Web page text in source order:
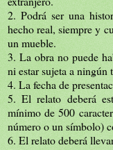
2. Podrá ser una
hecho real, siempre y
un mueble.
3. La obra no puede
ni estar sujeta a
4. La fecha de
5. El relato deberá
mínimo de 500
número o un símbolo)
6. El relato deberá